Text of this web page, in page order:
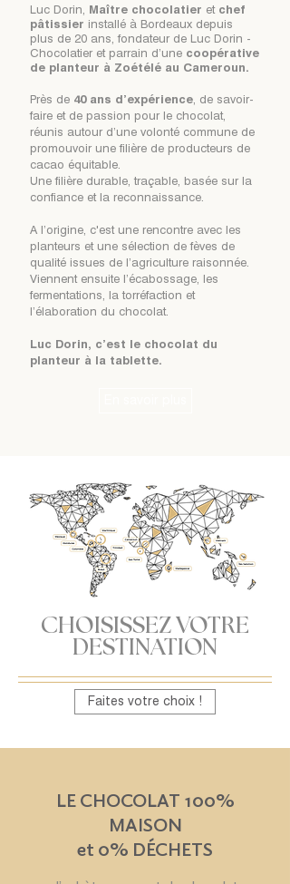
Luc Dorin, Maître chocolatier et chef
pâtissier installé à Bordeaux depuis
plus de 20 ans, fondateur de Luc Dorin -
Chocolatier et parrain d’une coopérative
de planteur à Zoétélé au Cameroun.
Près de 40 ans d’expérience, de savoir-
faire et de passion pour le chocolat,
réunis autour d’une volonté commune de
promouvoir une filière de producteurs de
cacao équitable.
Une filière durable, traçable, basée sur la
confiance et la reconnaissance.
A l’origine, c'est une rencontre avec les
planteurs et une sélection de fèves de
qualité issues de l’agriculture raisonnée.
Viennent ensuite l’écabossage, les
fermentations, la torréfaction et
l’élaboration du chocolat.
Luc Dorin, c’est le chocolat du
planteur à la tablette.
CHOISISSEZ VOTRE
DESTINATION
Faites votre choix !
LE CHOCOLAT 100%
MAISON
et 0% DÉCHETS